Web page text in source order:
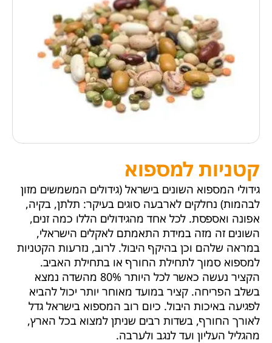
קוטלי עשבים
קוטלי מחלות
קוטלי חרקים
מווסתי צמיחה
דישון עלוותי וביוסטימולנטים
זרעים
שונות
קטניות למספוא
גידולי המספוא השונים בישראל (גידולים המשמשים מזון
לבהמות) נחלקים לארבעה סוגים בעיקר: תלתן, בקיה,
אפונה ואספסת. לכל אחד מהגידולים הללו כמה זנים,
השונים זה מזה במידת התאמתם לאקלים הישראלי,
במראה שלהם וכן בהיקף היבול. לרוב, נזרעות הקטניות
למספוא סמוך לתחילת החורף או בתחילת האביב.
הקציר נעשה כאשר לכל היותר 80% מהשדה נמצא
בשלב הפריחה. קציר במועד מאוחר יותר יכול להביא
לפגיעה באיכות היבול. כיום רוב המספוא בישראל גדל
לאורך החורף, בשדות רבים שניתן למצוא בכל הארץ,
מהגליל העליון ועד לנגב ולערבה.